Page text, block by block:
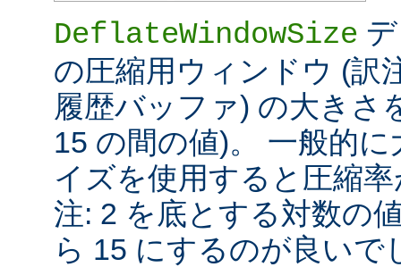
DeflateWindowSize
の圧縮用ウィンドウ (訳
履歴バッファ) の大きさ
15 の間の値)。 一般的
イズを使用すると圧縮
注: 2 を底とする対数の
ら 15 にするのが良いで